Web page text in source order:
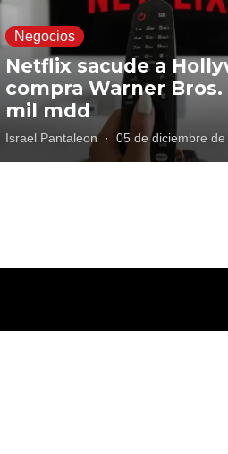
Negocios
Netflix sacude a
compra Warner Bros.
mil mdd
Israel Pantaleon · 05 de diciembre de